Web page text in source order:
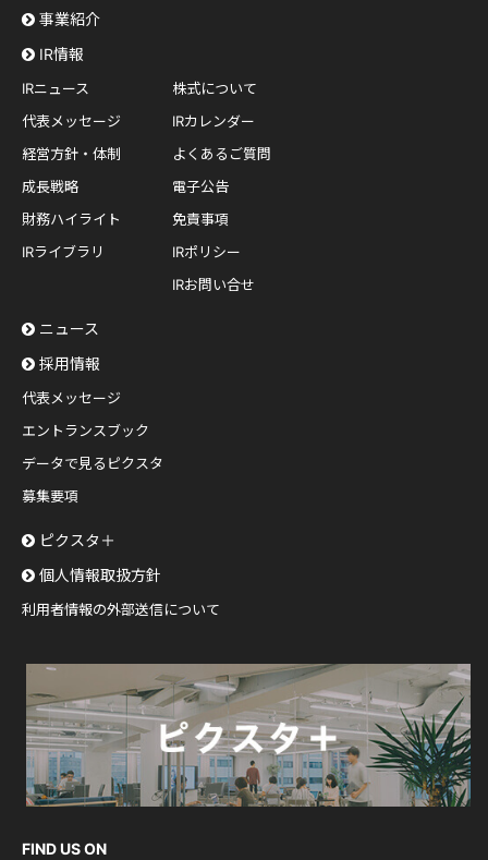
事業紹介
IR情報
IRニュース
代表メッセージ
経営方針・体制
成長戦略
財務ハイライト
IRライブラリ
株式について
IRカレンダー
よくあるご質問
電子公告
免責事項
IRポリシー
IRお問い合せ
ニュース
採用情報
代表メッセージ
エントランスブック
データで見るピクスタ
募集要項
ピクスタ＋
個人情報取扱方針
利用者情報の外部送信について
FIND US ON